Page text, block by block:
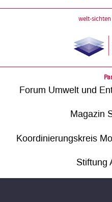
welt-
Forum Umwelt und
Magazin
Koordinierungskreis
Stiftung